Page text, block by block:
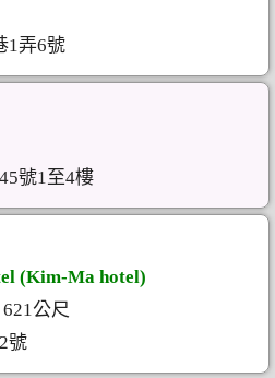
1弄6號
號1至4樓
(Kim-Ma hotel)
公尺
號